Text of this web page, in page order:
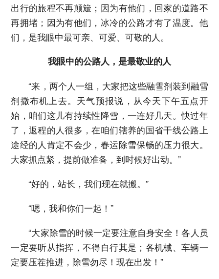
出行的旅程不再颠簸；因为有他们，回家的道路不
再拥堵；因为有他们，冰冷的公路才有了温度。他
们，是我眼中最可亲、可爱、可敬的人。
我眼中的公路人，是最敬业的人
“来，两个人一组，大家把这些融雪剂装到融雪
剂撒布机上去。天气预报说，从今天下午五点开
始，咱们这儿有持续性降雪，一连好几天。快过年
了，返程的人很多，在咱们辖养的国省干线公路上
途经的人肯定不会少，春运除雪保畅的压力很大。
大家抓点紧，提前做准备，到时候好出动。”
“好的，站长，我们现在就搬。”
“嗯，我和你们一起！”
“大家除雪的时候一定要注意自身安全！各人员
一定要听从指挥，不得自行其是；各机械、车辆一
定要压茬推进，除雪勿尽！现在出发！”